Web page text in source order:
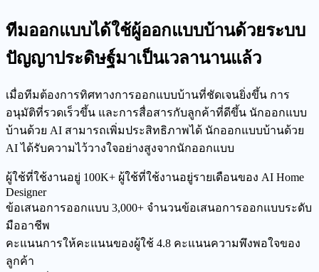
ทีมออกแบบได้ใช้ผู้ออกแบบบ้านด้วยระบบ
ปัญญาประดิษฐ์มาเป็นเวลานานแล้ว
เมื่อทีมต้องการทิศทางการออกแบบบ้านที่ชัดเจนยิ่งขึ้น การ
อนุมัติที่รวดเร็วขึ้น และการสื่อสารกับลูกค้าที่ดีขึ้น นักออกแบบ
บ้านด้วย AI สามารถเพิ่มประสิทธิภาพได้ นักออกแบบบ้านด้วย
AI ได้รับความไว้วางใจอย่างสูงจากนักออกแบบ
ผู้ใช้ที่ใช้งานอยู่ 100K+ ผู้ใช้ที่ใช้งานอยู่รายเดือนของ AI Home
Designer
ข้อเสนอการออกแบบ 3,000+ จำนวนข้อเสนอการออกแบบระดับ
มืออาชีพ
คะแนนการให้คะแนนของผู้ใช้ 4.8 คะแนนความพึงพอใจของ
ลูกค้า